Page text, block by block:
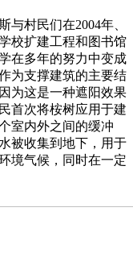
与村民们在2004年、
校扩建工程和图书馆
在多年的努力中变成
为支撑建筑的主要结
为这是一种遮阳效果
首次将桉树应用于建
室内外之间的缓冲
被收集到地下，用于
境气候，同时在一定